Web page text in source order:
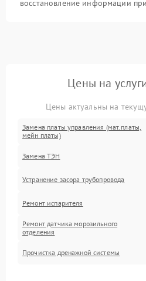
восстановление информации
Цены на
Цены актуальны на
Замена платы управления (мат.платы,
мейн платы)
Замена ТЭН
Устранение засора трубопровода
Ремонт испарителя
Ремонт датчика морозильного
отделения
Прочистка дренажной системы